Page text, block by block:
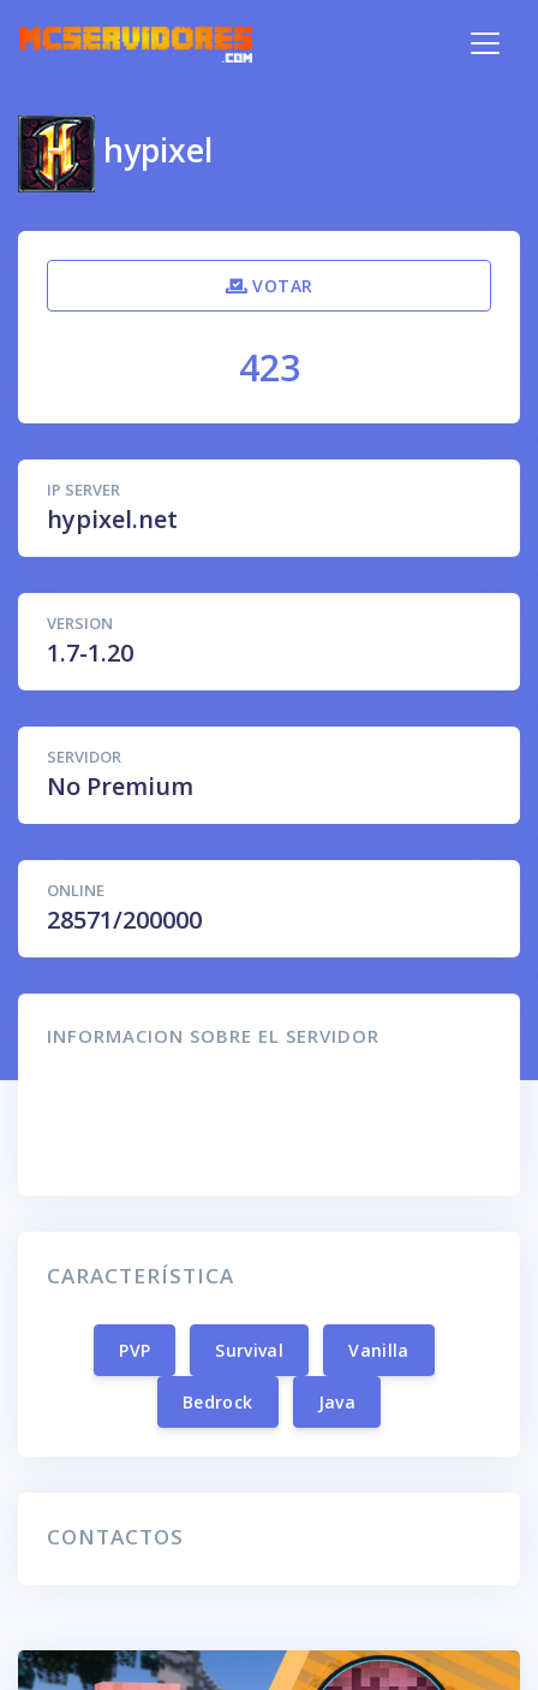
hypixel
IP SERVER
hypixel.net
VERSION
1.7-1.20
SERVIDOR
No Premium
ONLINE
28571/200000
VOTAR
423
INFORMACION SOBRE EL SERVIDOR
CARACTERÍSTICA
PVP Survival Vanilla
Bedrock Java
CONTACTOS